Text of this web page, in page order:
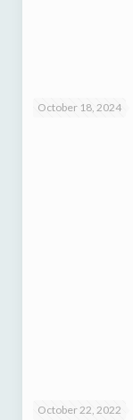
October 18, 2024
October 22, 2022